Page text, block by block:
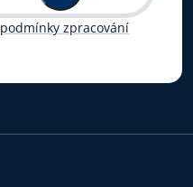
podmínky zpracování